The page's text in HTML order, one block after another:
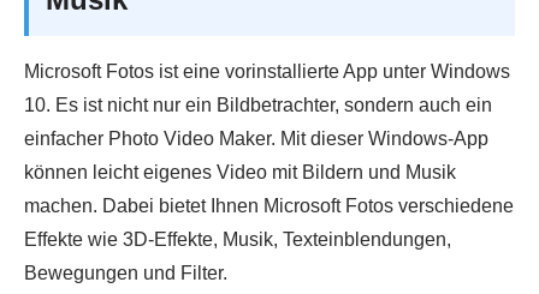
Microsoft Fotos ist eine vorinstallierte App unter Windows
10. Es ist nicht nur ein Bildbetrachter, sondern auch ein
einfacher Photo Video Maker. Mit dieser Windows-App
können leicht eigenes Video mit Bildern und Musik
machen. Dabei bietet Ihnen Microsoft Fotos verschiedene
Effekte wie 3D-Effekte, Musik, Texteinblendungen,
Bewegungen und Filter.